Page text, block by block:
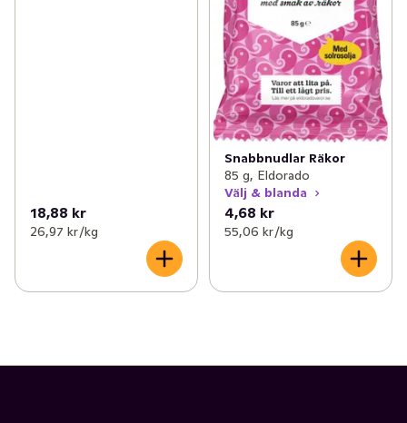
18,88 kr
26,97 kr /kg
Snabbnudlar Räkor
85 g, Eldorado
Välj & blanda
4,68 kr
55,06 kr /kg